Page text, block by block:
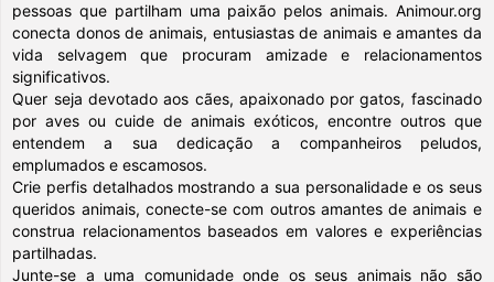
pessoas que partilham uma paixão pelos animais. Animour.org
conecta donos de animais, entusiastas de animais e amantes da
vida selvagem que procuram amizade e relacionamentos
significativos.
Quer seja devotado aos cães, apaixonado por gatos, fascinado
por aves ou cuide de animais exóticos, encontre outros que
entendem a sua dedicação a companheiros peludos,
emplumados e escamosos.
Crie perfis detalhados mostrando a sua personalidade e os seus
queridos animais, conecte-se com outros amantes de animais e
construa relacionamentos baseados em valores e experiências
partilhadas.
Junte-se a uma comunidade onde os seus animais não são